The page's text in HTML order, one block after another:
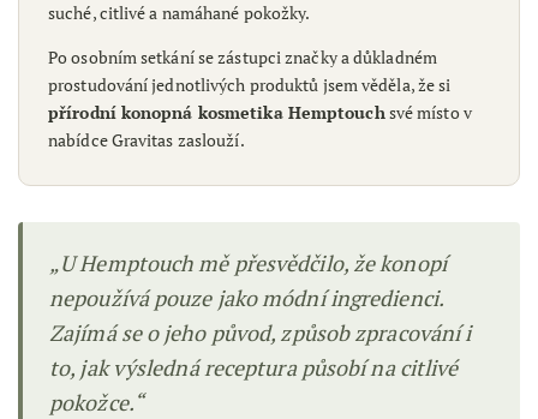
suché, citlivé a namáhané pokožky.
Po osobním setkání se zástupci značky a důkladném
prostudování jednotlivých produktů jsem věděla, že si
přírodní konopná kosmetika Hemptouchsvé místo v
nabídce Gravitas zaslouží.
„U Hemptouch mě přesvědčilo, že konopí
nepoužívá pouze jako módní ingredienci.
Zajímá se o jeho původ, způsob zpracování i
to, jak výsledná receptura působí na citlivé
pokožce.“